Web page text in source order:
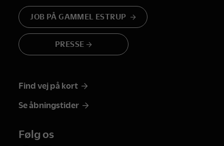
JOB PÅ GAMMEL ESTRUP
PRESSE
Find vej på kort
Se åbningstider
Følg os